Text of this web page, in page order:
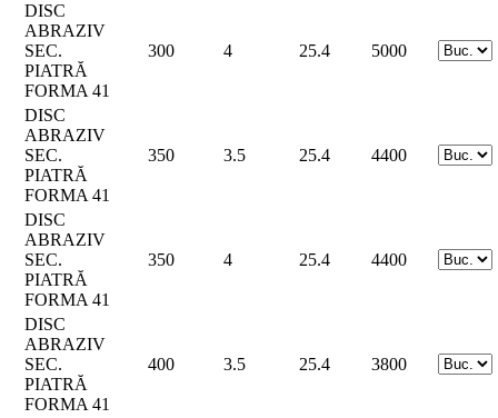
DISC
ABRAZIV
SEC.
PIATRĂ
FORMA 41
300 4 25.4 5000
DISC
ABRAZIV
SEC.
PIATRĂ
FORMA 41
350 3.5 25.4 4400
DISC
ABRAZIV
SEC.
PIATRĂ
FORMA 41
350 4 25.4 4400
DISC
ABRAZIV
SEC.
PIATRĂ
FORMA 41
400 3.5 25.4 3800